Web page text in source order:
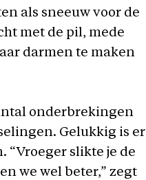
als sneeuw voor de
met de pil, mede
darmen te maken
onderbrekingen
Gelukkig is er
“Vroeger slikte je de
we wel beter,” zegt